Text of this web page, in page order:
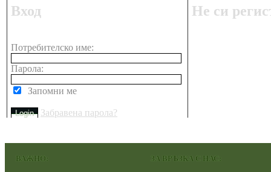
Вход
Потребителско име:
Парола:
Запомни ме
Забравена парола?
Не си
ВАЖНО: ЗА ВРЪЗКА С НАС: